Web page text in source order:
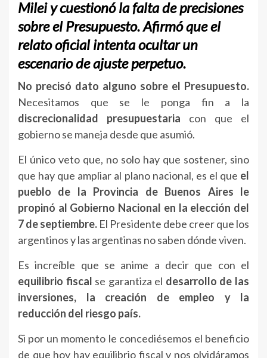
Mileiy cuestionó lafalta de precisiones
sobre el Presupuesto. Afirmó que el
relato oficial intenta ocultar un
escenario de ajuste perpetuo.
No precisó dato alguno sobre el Presupuesto.
Necesitamos que se le ponga fin a la
discrecionalidad presupuestaria con que el
gobierno se maneja desde que asumió.
El único veto que, no solo hay que sostener, sino
que hay que ampliar al plano nacional, es el que el
pueblo de la Provincia de Buenos Aires le
propinó al Gobierno Nacional en la elección del
7 de septiembre. El Presidente debe creer que los
argentinos y las argentinas no saben dónde viven.
Es increíble que se anime a decir que con el
equilibrio fiscal se garantiza el desarrollo de las
inversiones, la creación de empleo y la
reducción del riesgo país.
Si por un momento le concediésemos el beneficio
de que hoy hay equilibrio fiscal y nos olvidáramos